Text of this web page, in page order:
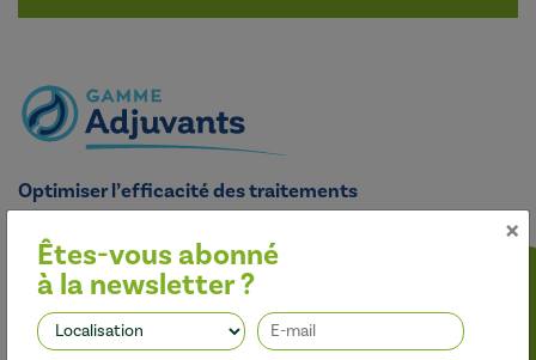
Optimiser l’efficacité des traitements
herbicides, des fongicides, des insecticides et des régulateurs de
croissance, tout en limitant leur impact sur l’environnement.
×
Êtes-vous abonné
à la newsletter ?